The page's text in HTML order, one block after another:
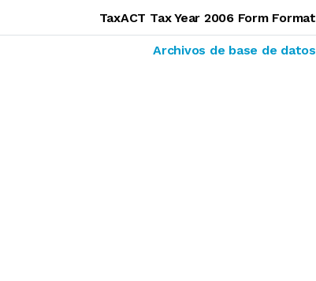
TaxACT Tax Year 2006 Form Format
Archivos de base de datos